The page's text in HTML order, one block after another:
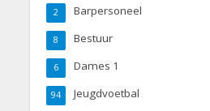
Barpersoneel
2
Bestuur
8
Dames 1
6
Jeugdvoetbal
94